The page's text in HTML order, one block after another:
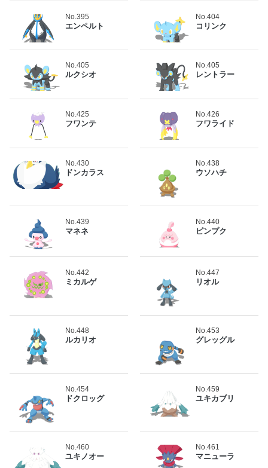
No.395
エンペルト
No.404
コリンク
No.405
ルクシオ
No.405
レントラー
No.425
フワンテ
No.426
フワライド
No.430
ドンカラス
No.438
ウソハチ
No.439
マネネ
No.440
ピンプク
No.442
ミカルゲ
No.447
リオル
No.448
ルカリオ
No.453
グレッグル
No.454
ドクロッグ
No.459
ユキカブリ
No.460
ユキノオー
No.461
マニューラ